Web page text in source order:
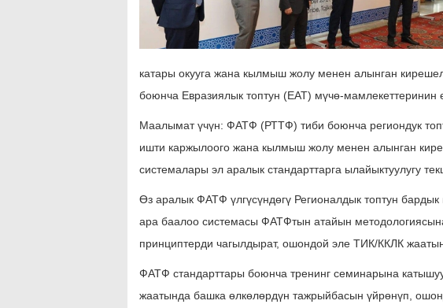
катары окууга жана кылмыш жолу менен алынган
боюнча Евразиялык топтун (ЕАТ) мүчө-мамлекеттеринин
Маалымат үчүн: ФАТФ (РТТФ) тиби боюнча региондук
ишти каржылоого жана кылмыш жолу менен алынган
системалары эл аралык стандарттарга ылайыктуулугу
Өз аралык ФАТФ үлгүсүндөгү Регионалдык топтун
ара баалоо системасы ФАТФтын атайын
принциптерди чагылдырат, ошондой эле ТИК/ККЛК
ФАТФ стандарттары боюнча тренинг семинарына
жаатында башка өлкөлөрдүн тажрыйбасын үйрөнүп,